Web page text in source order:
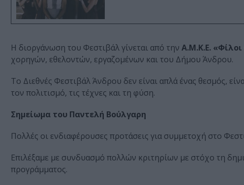
Η διοργάνωση του Φεστιβάλ γίνεται από την Α.Μ.Κ.Ε.
χορηγών, εθελοντών, εργαζομένων και του Δήμου Άνδρου.
Το Διεθνές Φεστιβάλ Άνδρου δεν είναι απλά ένας θεσμός,
τον πολιτισμό, τις τέχνες και τη φύση.
Σημείωμα του Παντελή Βούλγαρη
Πολλές οι ενδιαφέρουσες προτάσεις για συμμετοχή στο
Επιλέξαμε με συνδυασμό πολλών κριτηρίων με στόχο τη
προγράμματος.